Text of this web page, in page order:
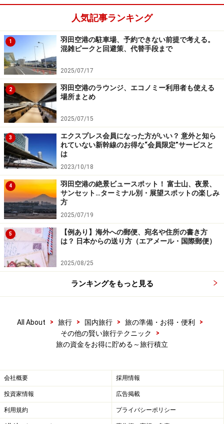
張や帰省などの切符の手配時に利用できるため、満期時
の使い勝手はよいでしょう。
■他社主催のパッケージ旅行も利用ができる点を考慮
ご存知ない方も多いようなのですが、旅行会社では提携
している他社の主催パッケージ旅行についても、手配が
可能です。例えば、JTBの場合、国内であれば約100
社、海外であれば約70社と提携関係にあり、この提携会
社の主催ツアーについてもJTBで手配ができます。積立
をした旅行会社のツアーしか利用ができないということ
はありませんので、そこを踏まえて積立先や金額を検討
しましょう。
航空会社の利用が多い方は、それを見越して、各航空会
社の積立を利用するといいでしょう。例えばJALの積立
なら、ツアー、航空券の他、JAL系のホテルでの宿泊や
食事、機内販売などにも利用できます。
満期時に現金か旅行を選択できるこんなサ
お得な旅行積立ですが、満期時には旅行券などで全額戻
るため、利用が旅に制限されてしまうことが最大のリス
ク。貯めるときは”旅へ行こう”と思っていても、満期時
旅へ出られないリスクもあります。
｢お得に旅の資金を貯めたい、でも使い道を限られるのは
嫌｣という方には“商品購入権申込特約付定期預金「わく
人気記事ランキング
1
羽田空港の駐車場、予約できない前提で考える。
混雑ピークと回避策、代替手段まで
2025/07/17
2
羽田空港のラウンジ、エコノミー利用者も使える
場所まとめ
2025/07/15
3
エクスプレス会員になった方がいい？ 意外と知ら
れていない新幹線のお得な“会員限定”サービスと
は
2023/10/18
4
羽田空港の絶景ビュースポット！ 富士山、夜景、
サンセット…ターミナル別・展望スポットの楽しみ
方
2025/07/19
5
【例あり】海外への郵便、宛名や住所の書き方
は？ 日本からの送り方（エアメール・国際郵便）
2025/08/25
ランキングをもっと見る
All About > 旅行 > 国内旅行 > 旅の準備・お得・便利
>
その他の賢い旅行テクニック
>
旅の資金をお得に貯める～旅行積立
会社概要 採用情報
投資家情報 広告掲載
利用規約 プライバシーポリシー